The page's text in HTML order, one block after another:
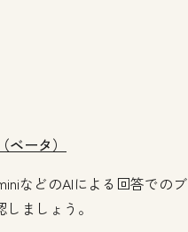
ータ）
などのAIによる回答での
ましょう。